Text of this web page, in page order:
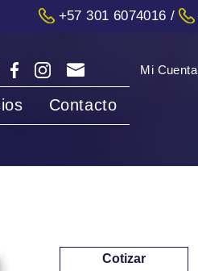
+57 301 6074016 /
Mi Cuenta
Contacto
Cotizar